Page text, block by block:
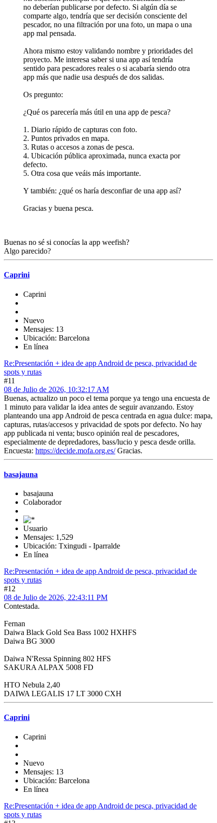
no deberían publicarse por defecto. Si algún día se
comparte algo, tendría que ser decisión consciente del
pescador, no una filtración por una foto, un mapa o una
app mal pensada.
Ahora mismo estoy validando nombre y prioridades del
proyecto. Me interesa saber si una app así tendría
sentido para pescadores reales o si acabaría siendo otra
app más que nadie usa después de dos salidas.
Os pregunto:
¿Qué os parecería más útil en una app de pesca?
1. Diario rápido de capturas con foto.
2. Puntos privados en mapa.
3. Rutas o accesos a zonas de pesca.
4. Ubicación pública aproximada, nunca exacta por
defecto.
5. Otra cosa que veáis más importante.
Y también: ¿qué os haría desconfiar de una app así?
Gracias y buena pesca.
Buenas no sé si conocías la app weefish?
Algo parecido?
Caprini
Caprini
Nuevo
Mensajes: 13
Ubicación: Barcelona
En línea
Re:Presentación + idea de app Android de pesca, privacidad de
spots y rutas
#11
08 de Julio de 2026, 10:32:17 AM
Buenas, actualizo un poco el tema porque ya tengo una encuesta de
1 minuto para validar la idea antes de seguir avanzando. Estoy
planteando una app Android de pesca centrada en agua dulce: mapa,
capturas, rutas/accesos y privacidad de spots por defecto. No hay
app publicada ni venta; busco opinión real de pescadores,
especialmente de depredadores, bass/lucio y pesca desde orilla.
Encuesta: https://decide.mofa.org.es/Gracias.
basajauna
basajauna
Colaborador
Usuario
Mensajes: 1,529
Ubicación: Txingudi - Iparralde
En línea
Re:Presentación + idea de app Android de pesca, privacidad de
spots y rutas
#12
08 de Julio de 2026, 22:43:11 PM
Contestada.
Fernan
Daiwa Black Gold Sea Bass 1002 HXHFS
Daiwa BG 3000
Daiwa N'Ressa Spinning 802 HFS
SAKURA ALPAX 5008 FD
HTO Nebula 2,40
DAIWA LEGALIS 17 LT 3000 CXH
Caprini
Caprini
Nuevo
Mensajes: 13
Ubicación: Barcelona
En línea
Re:Presentación + idea de app Android de pesca, privacidad de
spots y rutas